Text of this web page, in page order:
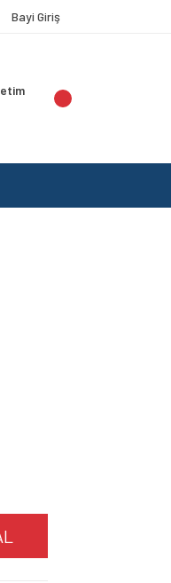
Bayi Giriş